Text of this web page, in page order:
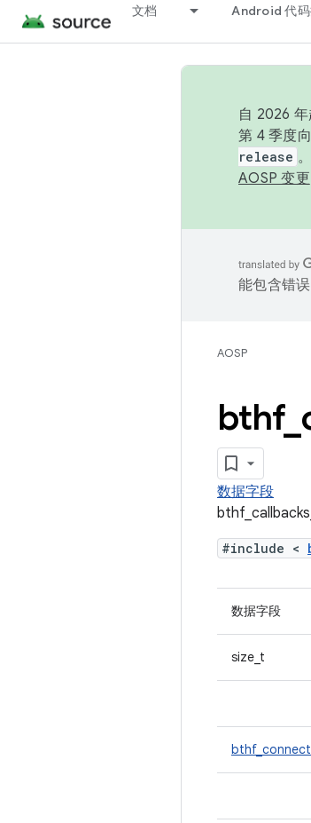
文档 Android 代
自 2026
第 4 季度
release 。
AOSP 变更
能包含错误
AOSP
bthf_
数据字段
#include <
数据字段
size_t